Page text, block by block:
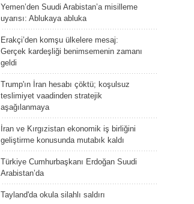
Yemen’den Suudi Arabistan’a misilleme
uyarısı: Ablukaya abluka
Erakçi’den komşu ülkelere mesaj:
Gerçek kardeşliği benimsemenin zamanı
geldi
Trump'ın İran hesabı çöktü; koşulsuz
teslimiyet vaadinden stratejik
aşağılanmaya
İran ve Kırgızistan ekonomik iş birliğini
geliştirme konusunda mutabık kaldı
Türkiye Cumhurbaşkanı Erdoğan Suudi
Arabistan’da
Tayland'da okula silahlı saldırı